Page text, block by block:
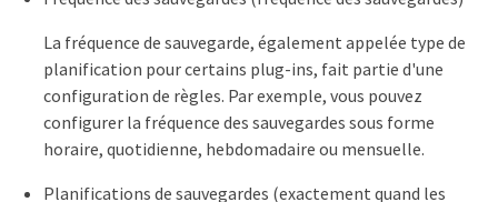
La fréquence de sauvegarde, également appelée type de
planification pour certains plug-ins, fait partie d'une
configuration de règles. Par exemple, vous pouvez
configurer la fréquence des sauvegardes sous forme
horaire, quotidienne, hebdomadaire ou mensuelle.
Planifications de sauvegardes (exactement quand les